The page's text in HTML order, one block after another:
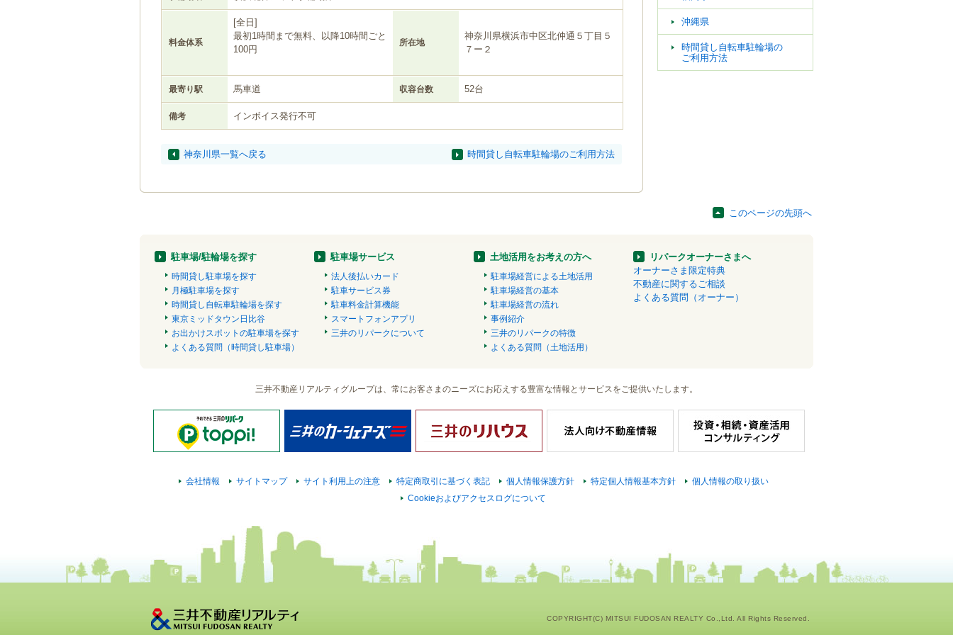
料金体系
[全日]
最初1時間まで無料、以降10時間ごと
100円
所在地
神奈川県横浜市中区北仲通５丁目５
７ー２
最寄り駅 馬車道 収容台数 52台
備考 インボイス発行不可
神奈川県一覧へ戻る 時間貸し自転車駐輪場のご利用方法
沖縄県
時間貸し自転車駐輪場の
ご利用方法
このページの先頭へ
駐車場/駐輪場を探す
時間貸し駐車場を探す
月極駐車場を探す
時間貸し自転車駐輪場を探す
東京ミッドタウン日比谷
お出かけスポットの駐車場を探す
よくある質問（時間貸し駐車場）
駐車場サービス
法人後払いカード
駐車サービス券
駐車料金計算機能
スマートフォンアプリ
三井のリパークについて
土地活用をお考えの方へ
駐車場経営による土地活用
駐車場経営の基本
駐車場経営の流れ
事例紹介
三井のリパークの特徴
よくある質問（土地活用）
リパークオーナーさまへ
オーナーさま限定特典
不動産に関するご相談
よくある質問（オーナー）
三井不動産リアルティグループは、常にお客さまのニーズにお応えする豊富な情報とサービスをご提供いたします。
会社情報 サイトマップ サイト利用上の注意 特定商取引に基づく表記 個人情報保護方針 特定個人情報基本方針
個人情報の取り扱い
Cookieおよびアクセスログについて
COPYRIGHT(C) MITSUI FUDOSAN REALTY Co.,Ltd. All Rights Reserved.